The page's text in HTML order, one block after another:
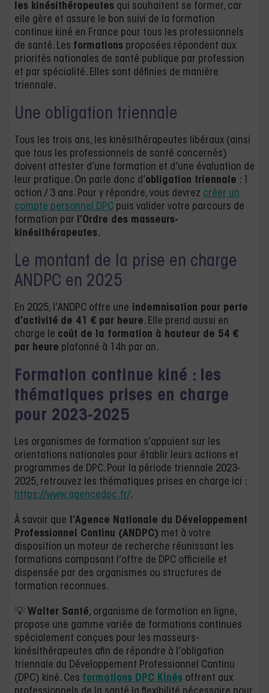
les kinésithérapeutes qui souhaitent se former, car
elle gère et assure le bon suivi de la formation
continue kiné en France pour tous les professionnels
de santé. Les formations proposées répondent aux
priorités nationales de santé publique par profession
et par spécialité. Elles sont définies de manière
triennale.
Une obligation triennale
Tous les trois ans, les kinésithérapeutes libéraux (ainsi
que tous les professionnels de santé concernés)
doivent attester d’une formation et d’une évaluation de
leur pratique. On parle donc d’obligation triennale : 1
action / 3 ans. Pour y répondre, vous devrez créer un
compte personnel DPC puis valider votre parcours de
formation par l’Ordre des masseurs-
kinésithérapeutes.
Le montant de la prise en charge
ANDPC en 2025
En 2025, l’ANDPC offre une indemnisation pour perte
d’activité de 41 € par heure. Elle prend aussi en
charge le coût de la formation à hauteur de 54 €
par heure plafonné à 14h par an.
Formation continue kiné : les
thématiques prises en charge
pour 2023-2025
Les organismes de formation s’appuient sur les
orientations nationales pour établir leurs actions et
programmes de DPC. Pour la période triennale 2023-
2025, retrouvez les thématiques prises en charge ici :
https://www.agencedpc.fr/.
À savoir que l’Agence Nationale du Développement
Professionnel Continu (ANDPC) met à votre
disposition un moteur de recherche réunissant les
formations composant l’offre de DPC officielle et
dispensée par des organismes ou structures de
formation reconnues.
💡 Walter Santé, organisme de formation en ligne,
propose une gamme variée de formations continues
spécialement conçues pour les masseurs-
kinésithérapeutes afin de répondre à l’obligation
triennale du Développement Professionnel Continu
(DPC) kiné. Ces formations DPC Kinés offrent aux